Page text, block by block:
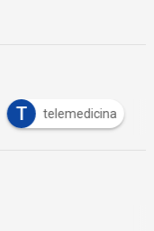
T telemedicina